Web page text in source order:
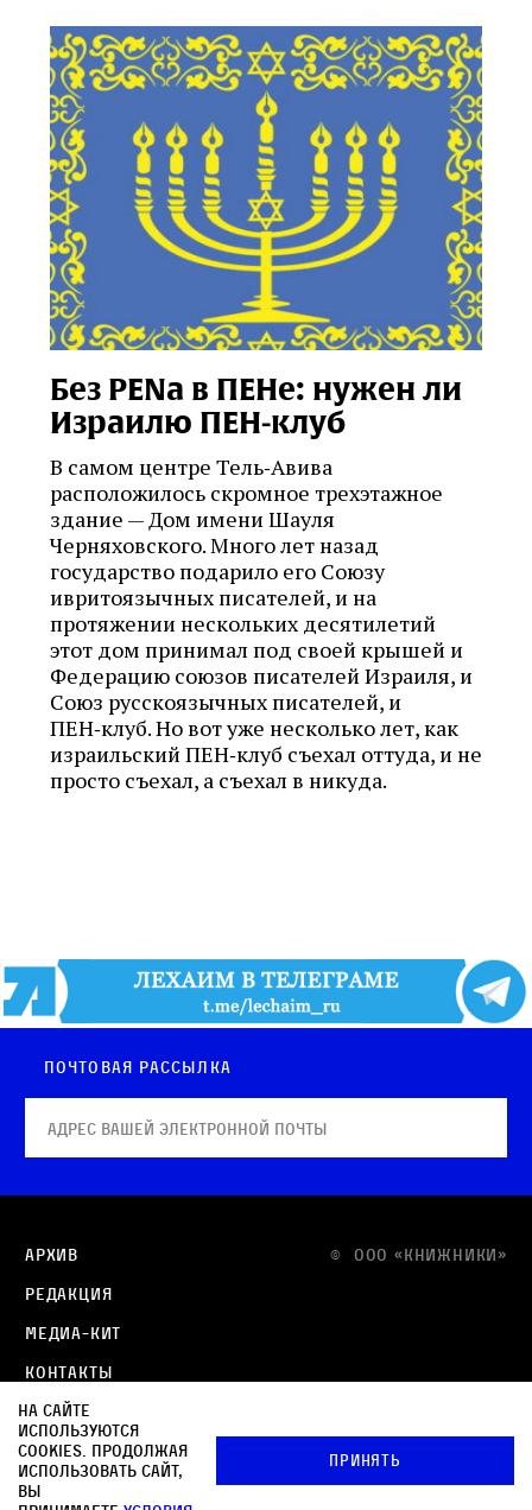
Без PENа в ПЕНе: нужен ли
Израилю ПЕН‑клуб
В самом центре Тель‑Авива
расположилось скромное трехэтажное
здание — Дом имени Шауля
Черняховского. Много лет назад
государство подарило его Союзу
ивритоязычных писателей, и на
протяжении нескольких десятилетий
этот дом принимал под своей крышей и
Федерацию союзов писателей Израиля, и
Союз русскоязычных писателей, и
ПЕН‑клуб. Но вот уже несколько лет, как
израильский ПЕН‑клуб съехал оттуда, и не
просто съехал, а съехал в никуда.
Почтовая рассылка
© OOO «КНИЖНИКИ»
Архив
Редакция
Медиа-кит
Контакты
Политика в отношении обработки персональных
данных
Политика обработки файлов cookie
На сайте
используются
cookies. Продолжая
использовать сайт,
вы
Принять